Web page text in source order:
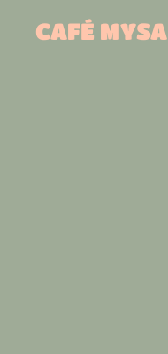
CAFÉ MYSA